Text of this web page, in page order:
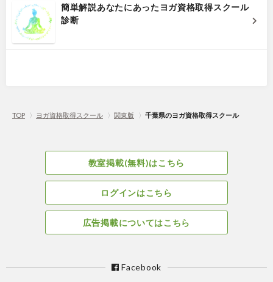
簡単解説あなたにあったヨガ資格取得スクール
診断
TOP 〉 ヨガ資格取得スクール 〉 関東版 〉 千葉県のヨガ資格取得スクール
教室掲載(無料)はこちら
ログインはこちら
広告掲載についてはこちら
Facebook